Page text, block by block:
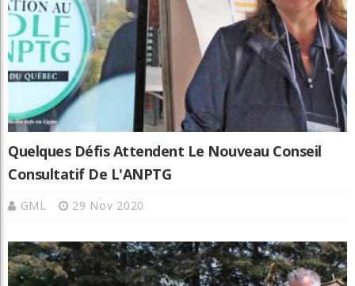
Quelques Défis Attendent Le Nouveau Conseil
Consultatif De L'ANPTG
GML 29 Nov 2020